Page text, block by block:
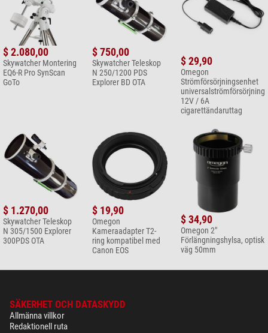
$ 2.080,00
Skywatcher Montering
EQ6-R Pro SynScan
GoTo
$ 750,00
Skywatcher Teleskop
N 250/1200 PDS
Explorer BD OTA
$ 29,90
Omegon
Strömförsörjningsenhet
universalströmförsörjning
12V / 6A
cigarettändaruttag
$ 1.270,00
Skywatcher Teleskop
N 305/1500 Explorer
300PDS OTA
$ 19,90
Omegon
Kameraadapter T2-
ring kompatibel med
Canon EOS
$ 34,90
Omegon 2"
Förlängningshylsa, optisk
väg 50mm
SÄKERHET OCH DATASKYDD
Allmänna villkor
Redaktionell ruta